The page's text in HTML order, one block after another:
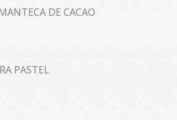
DE CACAO
PASTEL